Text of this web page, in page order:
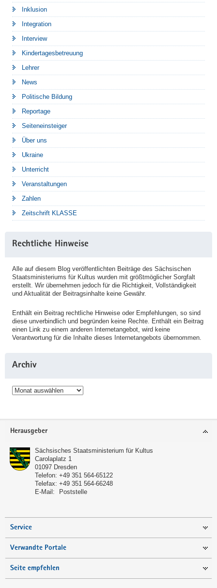
Inklusion
Integration
Interview
Kindertagesbetreuung
Lehrer
News
Politische Bildung
Reportage
Seiteneinsteiger
Über uns
Ukraine
Unterricht
Veranstaltungen
Zahlen
Zeitschrift KLASSE
Rechtliche Hinweise
Alle auf diesem Blog veröffentlichten Beiträge des Sächsischen
Staatsministeriums für Kultus wurden mit größtmöglicher Sorgfalt
erstellt. Wir übernehmen jedoch für die Richtigkeit, Vollständigkeit
und Aktualität der Beitragsinhalte keine Gewähr.
Enthält ein Beitrag rechtliche Hinweise oder Empfehlungen, so sind
diese unverbindlich und begründen keine Rechte. Enthält ein Beitrag
einen Link zu einem anderen Internetangebot, wird keine
Verantwortung für die Inhalte dieses Internetangebots übernommen.
Archiv
Archiv
Service
Herausgeber
Sächsisches Staatsministerium für Kultus
Carolaplatz 1
01097 Dresden
Telefon: +49 351 564-65122
Telefax: +49 351 564-66248
E-Mail:
Poststelle
Service
Verwandte Portale
Seite empfehlen